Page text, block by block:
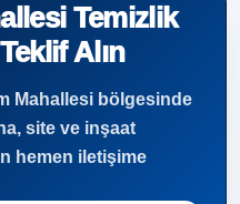
Temizlik
Alın
Mahallesi bölgesinde
site ve inşaat
hemen iletişime